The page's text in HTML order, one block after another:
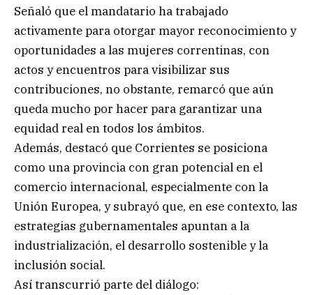
Señaló que el mandatario ha trabajado
activamente para otorgar mayor reconocimiento y
oportunidades a las mujeres correntinas, con
actos y encuentros para visibilizar sus
contribuciones, no obstante, remarcó que aún
queda mucho por hacer para garantizar una
equidad real en todos los ámbitos.
Además, destacó que Corrientes se posiciona
como una provincia con gran potencial en el
comercio internacional, especialmente con la
Unión Europea, y subrayó que, en ese contexto, las
estrategias gubernamentales apuntan a la
industrialización, el desarrollo sostenible y la
inclusión social.
Así transcurrió parte del diálogo: